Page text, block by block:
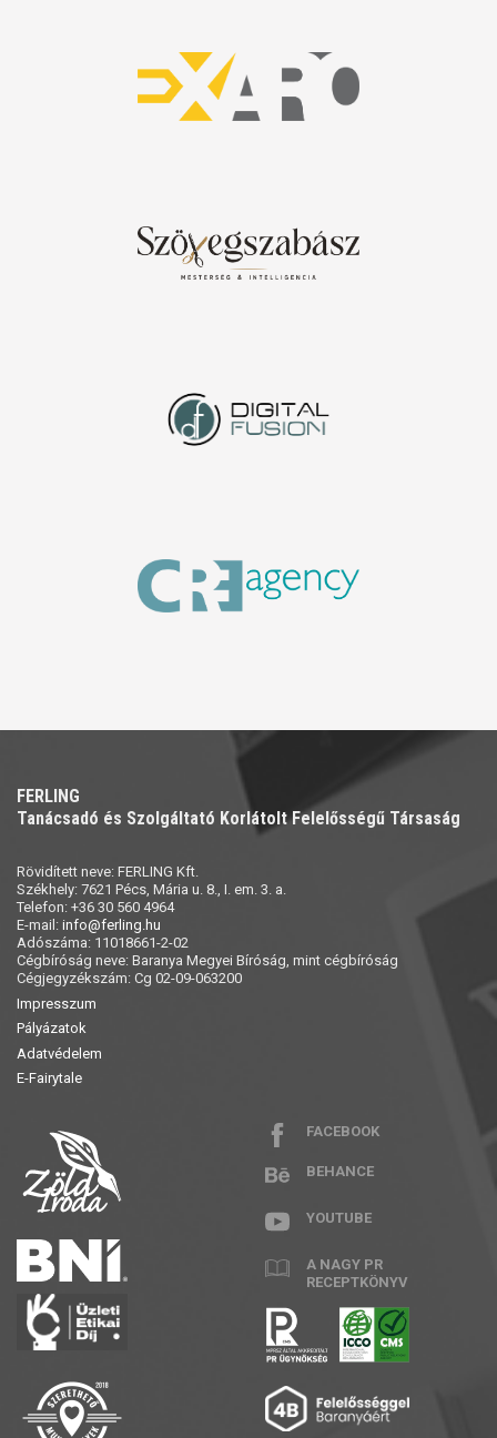
FERLING
Tanácsadó és Szolgáltató Korlátolt Felelősségű Társaság
Rövidített neve: FERLING Kft.
Székhely: 7621 Pécs, Mária u. 8., I. em. 3. a.
Telefon: +36 30 560 4964
E-mail: info@ferling.hu
Adószáma: 11018661-2-02
Cégbíróság neve: Baranya Megyei Bíróság, mint cégbíróság
Cégjegyzékszám: Cg 02-09-063200
Impresszum
Pályázatok
Adatvédelem
E-Fairytale
FACEBOOK
BEHANCE
YOUTUBE
A NAGY PR
RECEPTKÖNYV